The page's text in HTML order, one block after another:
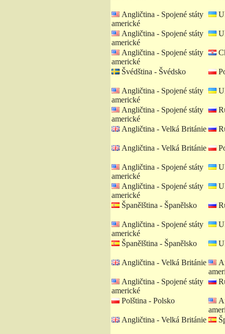
Angličtina - Spojené státy
americké
Angličtina - Spojené státy
americké
Angličtina - Spojené státy
americké
Švédština - Švédsko
Angličtina - Spojené státy
americké
Angličtina - Spojené státy
americké
Angličtina - Velká Británie
Angličtina - Velká Británie
Angličtina - Spojené státy
americké
Angličtina - Spojené státy
americké
Španělština - Španělsko
Angličtina - Spojené státy
americké
Španělština - Španělsko
Angličtina - Velká Británie
Angličtina - Spojené státy
americké
Polština - Polsko
Angličtina - Velká Británie